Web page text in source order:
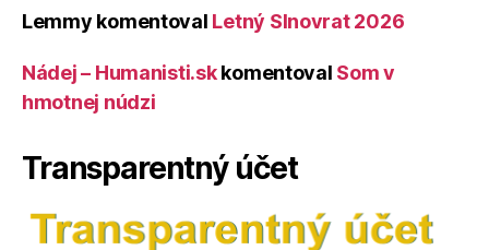
Lemmy komentoval Letný Slnovrat 2026
Nádej – Humanisti.skkomentoval Som v
hmotnej núdzi
Transparentný účet